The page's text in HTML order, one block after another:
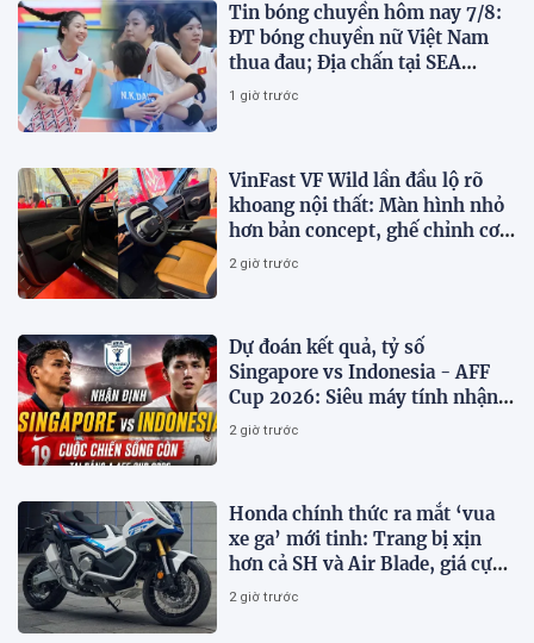
Tin bóng chuyền hôm nay 7/8:
ĐT bóng chuyền nữ Việt Nam
thua đau; Địa chấn tại SEA
V.Cup 2026
1 giờ trước
VinFast VF Wild lần đầu lộ rõ
khoang nội thất: Màn hình nhỏ
hơn bản concept, ghế chỉnh cơ,
chưa có HUD
2 giờ trước
Dự đoán kết quả, tỷ số
Singapore vs Indonesia - AFF
Cup 2026: Siêu máy tính nhận
định bóng đá hôm nay 7/8
2 giờ trước
Honda chính thức ra mắt ‘vua
xe ga’ mới tinh: Trang bị xịn
hơn cả SH và Air Blade, giá cực
kỳ hấp dẫn
2 giờ trước